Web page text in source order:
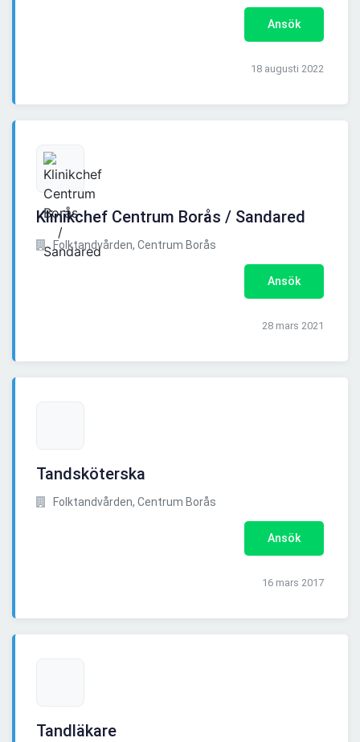
Ansök
18 augusti 2022
Klinikchef Centrum Borås / Sandared
Folktandvården, Centrum Borås
Ansök
28 mars 2021
Tandsköterska
Folktandvården, Centrum Borås
Ansök
16 mars 2017
Tandläkare